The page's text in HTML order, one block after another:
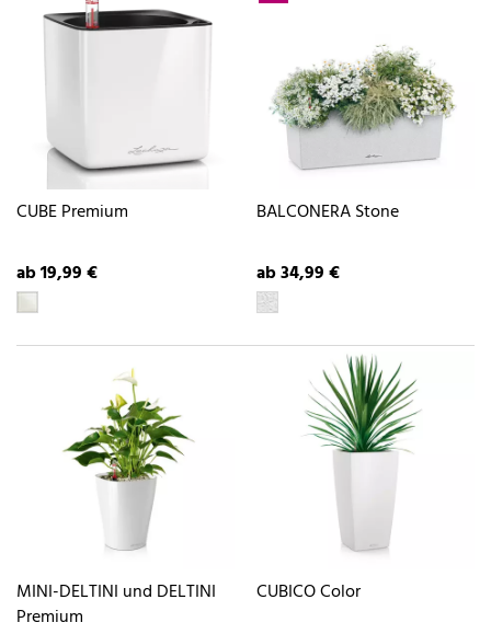
CUBE Premium
ab 19,99 €
BALCONERA Stone
ab 34,99 €
MINI-DELTINI und DELTINI
Premium
CUBICO Color